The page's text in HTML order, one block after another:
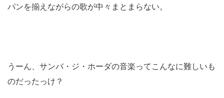
パンを揃えながらの歌が中々まとまらない。
うーん、サンバ・ジ・ホーダの音楽ってこんなに難しいも
のだったっけ？